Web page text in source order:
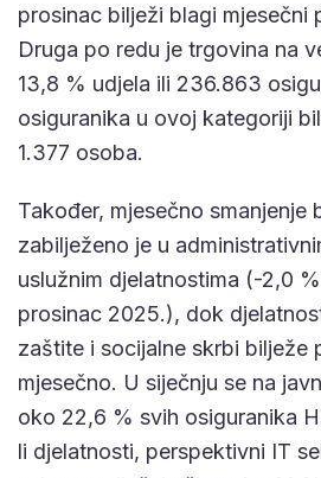
prosinac bilježi blagi mjesečni
Druga po redu je trgovina na
13,8 % udjela ili 236.863
osiguranika u ovoj kategoriji
1.377 osoba.
Također, mjesečno smanjenje
zabilježeno je u
uslužnim djelatnostima (-2,0
prosinac 2025.), dok
zaštite i socijalne skrbi bilježe
mjesečno. U siječnju se na
oko 22,6 % svih osiguranika
li djelatnosti, perspektivni IT